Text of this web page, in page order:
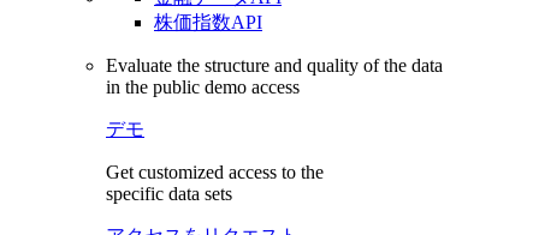
株価指数API
Evaluate the structure and quality of the data
in the public demo access
デモ
Get customized access to the
specific data sets